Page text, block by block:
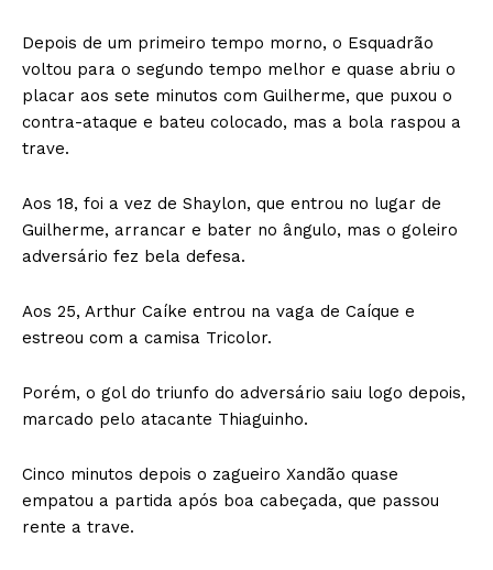
Depois de um primeiro tempo morno, o Esquadrão
voltou para o segundo tempo melhor e quase abriu o
placar aos sete minutos com Guilherme, que puxou o
contra-ataque e bateu colocado, mas a bola raspou a
trave.
Aos 18, foi a vez de Shaylon, que entrou no lugar de
Guilherme, arrancar e bater no ângulo, mas o goleiro
adversário fez bela defesa.
Aos 25, Arthur Caíke entrou na vaga de Caíque e
estreou com a camisa Tricolor.
Porém, o gol do triunfo do adversário saiu logo depois,
marcado pelo atacante Thiaguinho.
Cinco minutos depois o zagueiro Xandão quase
empatou a partida após boa cabeçada, que passou
rente a trave.